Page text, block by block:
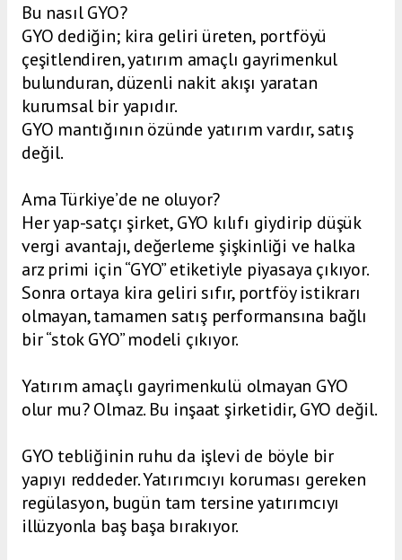
Bu nasıl GYO?
GYO dediğin; kira geliri üreten, portföyü
çeşitlendiren, yatırım amaçlı gayrimenkul
bulunduran, düzenli nakit akışı yaratan
kurumsal bir yapıdır.
GYO mantığının özünde yatırım vardır, satış
değil.
Ama Türkiye’de ne oluyor?
Her yap-satçı şirket, GYO kılıfı giydirip düşük
vergi avantajı, değerleme şişkinliği ve halka
arz primi için “GYO” etiketiyle piyasaya çıkıyor.
Sonra ortaya kira geliri sıfır, portföy istikrarı
olmayan, tamamen satış performansına bağlı
bir “stok GYO” modeli çıkıyor.
Yatırım amaçlı gayrimenkulü olmayan GYO
olur mu? Olmaz. Bu inşaat şirketidir, GYO değil.
GYO tebliğinin ruhu da işlevi de böyle bir
yapıyı reddeder. Yatırımcıyı koruması gereken
regülasyon, bugün tam tersine yatırımcıyı
illüzyonla baş başa bırakıyor.